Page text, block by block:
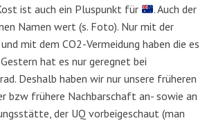
ist auch ein Pluspunkt für
. Auch der
Namen wert (s. Foto). Nur mit der
mit dem CO2-Vermeidung haben die es
Gestern hat es nur geregnet bei
Deshalb haben wir nur unsere früheren
bzw frühere Nachbarschaft an- sowie an
der UQ vorbeigeschaut (man